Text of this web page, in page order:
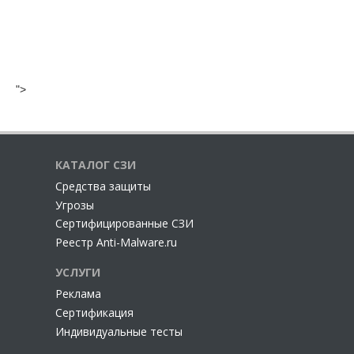
">
КАТАЛОГ СЗИ
Cредства защиты
Угрозы
Сертифицированные СЗИ
Реестр Anti-Malware.ru
УСЛУГИ
Реклама
Сертификация
Индивидуальные тесты